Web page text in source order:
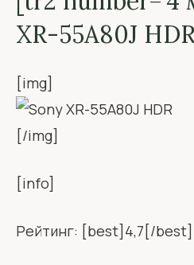
XR-55A80J
[img]
[/img]
[info]
Рейтинг: [best]4,7[/best]